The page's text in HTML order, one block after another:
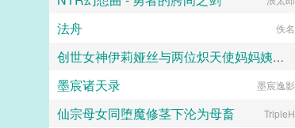
法舟 佚名
创世女神伊莉娅丝与两位炽天使妈妈姨妈一起输给勇者的肉棒，神国沦陷成为新神王的永世肉便器
愛と税のために
墨宸诸天录 墨宸逸影
仙宗母女同堕魔修茎下沦为母畜 TripleH